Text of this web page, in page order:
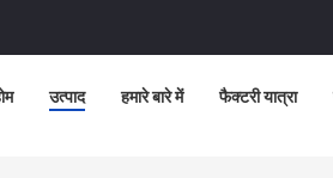
उत्पाद हमारे बारे में फैक्टरी यात्रा